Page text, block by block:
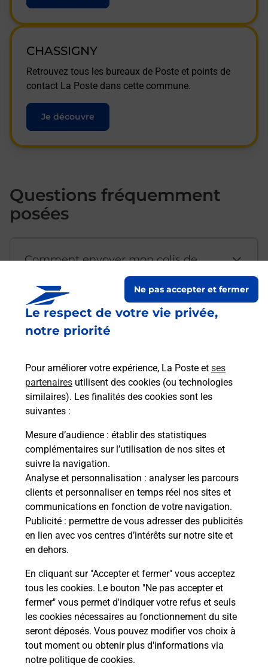
Le respect de votre vie privée,
notre priorité
Pour améliorer votre expérience, La Poste et ses
partenaires utilisent des cookies (ou technologies
similaires). Les finalités des cookies sont les
suivantes :
Mesure d’audience : établir des statistiques
complémentaires sur l’utilisation de nos sites et
suivre la navigation.
Analyse et personnalisation : analyser les parcours
clients et personnaliser en temps réel nos sites et
communications en fonction de votre navigation.
Publicité : permettre de vous adresser des publicités
en lien avec vos centres d’intérêts sur notre site et
en dehors.
En cliquant sur "Accepter et fermer" vous acceptez
tous les cookies. Le bouton "Ne pas accepter et
fermer" vous permet d'indiquer votre refus et seuls
les cookies nécessaires au fonctionnement du site
seront déposés. Vous pouvez modifier vos choix à
tout moment ou obtenir plus d'informations via
notre politique de cookies.
Ne pas accepter et fermer
CHASSIGNY
Retrouvez tous les bureaux de Poste et points de
contact La Poste dans cette commune.
Je découvre
Questions fréquemment
posées
Comment envoyer mon colis de
Est-il possible d’acheter un
emballage directement depuis un
Comment demander une
modification de livraison ?
Comment La Poste participe-t-elle
à votre sécurité au quotidien ?
Puis-je passer mon code de la route
avec La Poste et sous quelles
conditions ?
Localiser Liste Haute-Saône OYRIERES